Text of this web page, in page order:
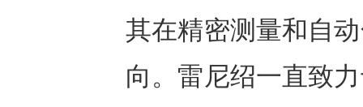
其在精密测量和自
向。雷尼绍一直致